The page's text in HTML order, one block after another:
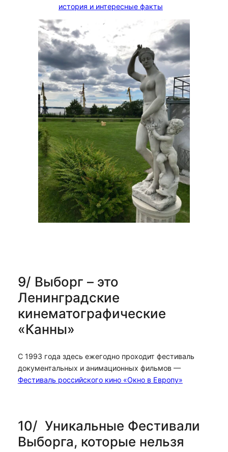
история и интересные факты
9/ Выборг – это
Ленинградские
кинематографические
«Канны»
С 1993 года здесь ежегодно проходит фестиваль
документальных и анимационных фильмов —
Фестиваль российского кино «Окно в Европу»
10/ Уникальные Фестивали
Выборга, которые нельзя